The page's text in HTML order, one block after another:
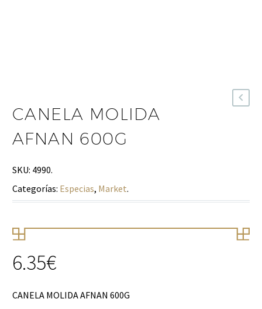
CANELA MOLIDA
AFNAN 600G
SKU: 4990.
Categorías: Especias, Market.
6.35€
CANELA MOLIDA AFNAN 600G